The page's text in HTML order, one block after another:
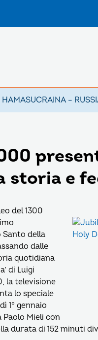
HAMASUCRAINA –
storia e
del 1300
Santo della
dalle
quotidiana
di Luigi
la televisione
lo speciale
1° gennaio
Paolo Mieli con
durata di 152 minuti